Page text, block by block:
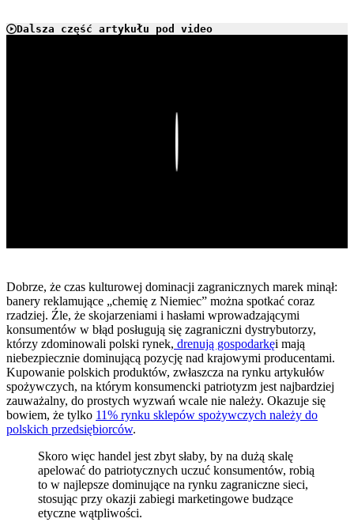
Dalsza część artykułu pod video
Dobrze, że czas kulturowej dominacji zagranicznych marek minął:
banery reklamujące „chemię z Niemiec” można spotkać coraz
rzadziej. Źle, że skojarzeniami i hasłami wprowadzającymi
konsumentów w błąd posługują się zagraniczni dystrybutorzy,
którzy zdominowali polski rynek, drenują gospodarkęi mają
niebezpiecznie dominującą pozycję nad krajowymi producentami.
Kupowanie polskich produktów, zwłaszcza na rynku artykułów
spożywczych, na którym konsumencki patriotyzm jest najbardziej
zauważalny, do prostych wyzwań wcale nie należy. Okazuje się
bowiem, że tylko 11% rynku sklepów spożywczych należy do
polskich przedsiębiorców.
Skoro więc handel jest zbyt słaby, by na dużą skalę
apelować do patriotycznych uczuć konsumentów, robią
to w najlepsze dominujące na rynku zagraniczne sieci,
stosując przy okazji zabiegi marketingowe budzące
etyczne wątpliwości.